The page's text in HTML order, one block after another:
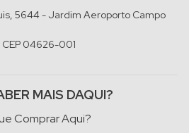
5644 - Jardim Aeroporto Campo
CEP 04626-001
MAIS DAQUI?
Comprar Aqui?